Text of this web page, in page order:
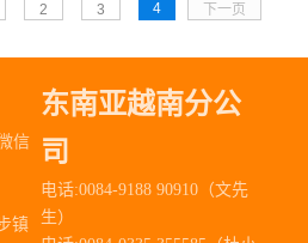
2 3 4
下一页
信
镇
东南亚越南分公
司
电话:0084-9188 90910（文先
生）